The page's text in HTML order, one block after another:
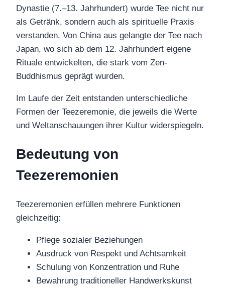
Dynastie (7.–13. Jahrhundert) wurde Tee nicht nur
als Getränk, sondern auch als spirituelle Praxis
verstanden. Von China aus gelangte der Tee nach
Japan, wo sich ab dem 12. Jahrhundert eigene
Rituale entwickelten, die stark vom Zen-
Buddhismus geprägt wurden.
Im Laufe der Zeit entstanden unterschiedliche
Formen der Teezeremonie, die jeweils die Werte
und Weltanschauungen ihrer Kultur widerspiegeln.
Bedeutung von
Teezeremonien
Teezeremonien erfüllen mehrere Funktionen
gleichzeitig:
Pflege sozialer Beziehungen
Ausdruck von Respekt und Achtsamkeit
Schulung von Konzentration und Ruhe
Bewahrung traditioneller Handwerkskunst